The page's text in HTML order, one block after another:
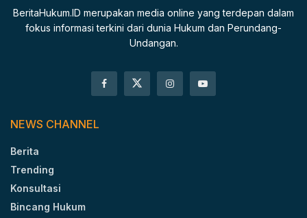
BeritaHukum.ID merupakan media online yang terdepan dalam
fokus informasi terkini dari dunia Hukum dan Perundang-
Undangan.
NEWS CHANNEL
Berita
Trending
Konsultasi
Bincang Hukum